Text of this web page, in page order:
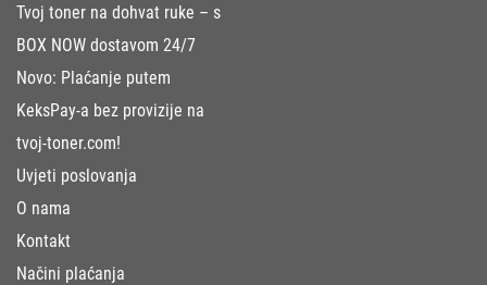
Tvoj toner na dohvat ruke – s
BOX NOW dostavom 24/7
Novo: Plaćanje putem
KeksPay-a bez provizije na
tvoj-toner.com!
Uvjeti poslovanja
O nama
Kontakt
Načini plaćanja